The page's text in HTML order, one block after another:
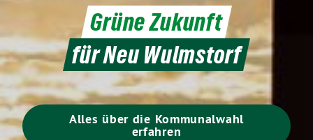
Grüne Zukunft
für Neu Wulmstorf
Alles über die Kommunalwahl
erfahren